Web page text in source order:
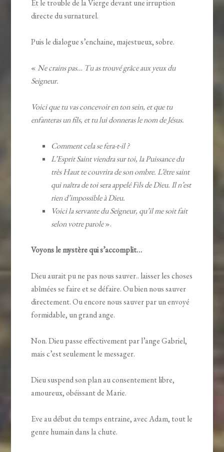
Et le trouble de la Vierge devant une irruption
directe du surnaturel.
Puis le dialogue s’enchaine, majestueux, sobre.
« Ne crains pas… Tu as trouvé grâce aux yeux du
Seigneur.
Voici que tu vas concevoir en ton sein, et que tu
enfanteras un fils, et tu lui donneras le nom de Jésus.
Comment cela se fera-t-il ?
L’Esprit Saint viendra sur toi, la Puissance du
très Haut te couvrira de son ombre. L’être saint
qui naîtra de toi sera appelé Fils de Dieu. Il n’est
rien d’impossible à Dieu.
Voici la servante du Seigneur, qu’il me soit fait
selon votre parole».
Voyons le mystère qui s’accomplit…
Dieu aurait pu ne pas nous sauver.. laisser les choses
abîmées se faire et se défaire. Ou bien nous sauver
directement. Ou encore nous sauver par un envoyé
formidable, un grand ange.
Non. Dieu passe effectivement par l’ange Gabriel,
mais c’est seulement le messager.
Dieu suspend son plan au consentement libre,
amoureux, obéissant de Marie.
Eve au début du temps entraine, avec Adam, tout le
genre humain dans la chute.